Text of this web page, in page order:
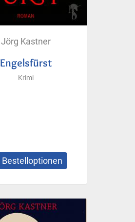
Jörg Kastner
Engelsfürst
Krimi
Bestelloptionen